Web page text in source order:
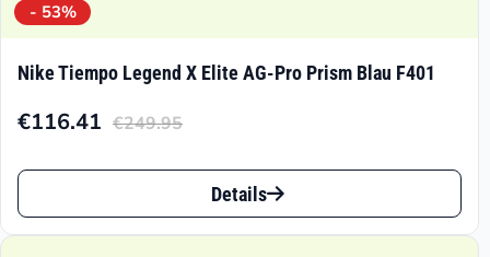
- 53%
Nike Tiempo Legend X Elite AG-Pro Prism Blau F401
€249.95
Ursprünglicher
Preis
€249.95
€116.41
Aktueller
Preis
€116.41.
Dieses
Produkt
Details